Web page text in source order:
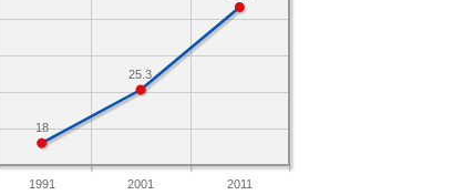
1991 2001 2011
25.3
18